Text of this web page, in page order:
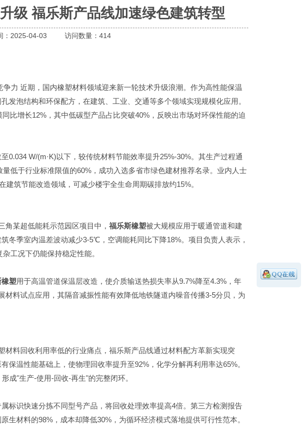
级 福乐斯产品线加速绿色建筑转型
2025-04-03 访问数量： 414
力 近期，国内橡塑材料领域迎来新一轮技术升级浪潮。作为高性能保温
发泡结构和环保配方，在建筑、工业、交通等多个领域实现规模化应用。
比增长12%，其中低碳型产品占比突破40%，反映出市场对环保性能的迫
0.034 W/(m·K)以下，较传统材料节能效率提升25%-30%。其生产过程通
低于行业标准限值的60%，成功入选多省市绿色建材推荐名录。业内人士
筑节能改造领域，可减少楼宇全生命周期碳排放约15%。
角某超低能耗示范园区项目中， 福乐斯橡塑被大规模应用于暖通管道和建
冬季室内温差波动减少3-5℃，空调能耗同比下降18%。项目负责人表示，
工况下仍能保持稳定性能。
塑用于高温管道保温层改造，使介质输送热损失率从9.7%降至4.3%，年
料试点应用，其隔音减振性能有效降低地铁隧道内噪音传播3-5分贝，为
材料回收利用率低的行业痛点，福乐斯产品线通过材料配方革新实现突
保温性能基础上，使物理回收率提升至92%，化学分解再利用率达65%。
成"生产-使用-回收-再生"的完整闭环。
标识快速分拣不同型号产品，将回收处理效率提高4倍。第三方检测报告
生材料的98%，成本却降低30%，为循环经济模式落地提供可行性范本。